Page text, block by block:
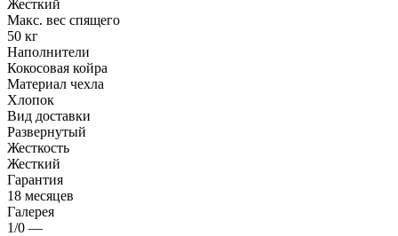
Жесткий
Макс. вес спящего
50 кг
Наполнители
Кокосовая койра
Материал чехла
Хлопок
Вид доставки
Развернутый
Жесткость
Жесткий
Гарантия
18 месяцев
Галерея
1/0 —